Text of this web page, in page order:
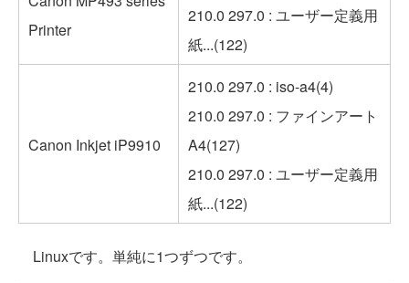
Printer
210.0 297.0 : ユーザー定義用
紙...(122)
Canon Inkjet iP9910
210.0 297.0 : iso-a4(4)
210.0 297.0 : ファインアート
A4(127)
210.0 297.0 : ユーザー定義用
紙...(122)
Linuxです。単純に1つずつです。